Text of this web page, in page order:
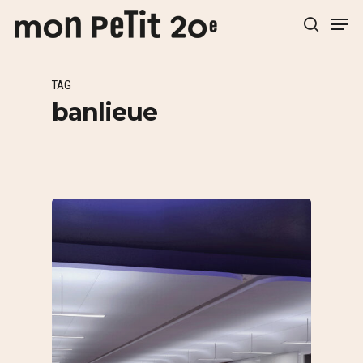
Hit enter to search or ESC to close
TAG
banlieue